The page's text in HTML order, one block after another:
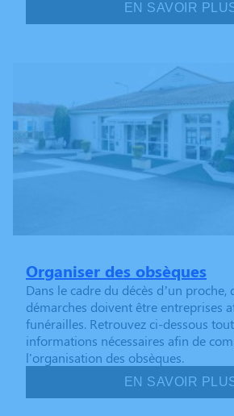
EN SAVOIR
Organiser des obsèques
Dans le cadre du décès d’un proche,
démarches doivent être entreprises
funérailles. Retrouvez ci-dessous
informations nécessaires afin de
l'organisation des obsèques.
EN SAVOIR